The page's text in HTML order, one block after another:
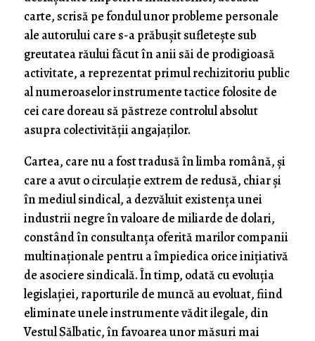
carte, scrisă pe fondul unor probleme personale
ale autorului care s-a prăbuşit sufleteşte sub
greutatea răului făcut în anii săi de prodigioasă
activitate, a reprezentat primul rechizitoriu public
al numeroaselor instrumente tactice folosite de
cei care doreau să păstreze controlul absolut
asupra colectivităţii angajaţilor.
Cartea, care nu a fost tradusă în limba română, şi
care a avut o circulaţie extrem de redusă, chiar şi
în mediul sindical, a dezvăluit existenţa unei
industrii negre în valoare de miliarde de dolari,
constând în consultanţa oferită marilor companii
multinaţionale pentru a împiedica orice iniţiativă
de asociere sindicală. În timp, odată cu evoluţia
legislaţiei, raporturile de muncă au evoluat, fiind
eliminate unele instrumente vădit ilegale, din
Vestul Sălbatic, în favoarea unor măsuri mai